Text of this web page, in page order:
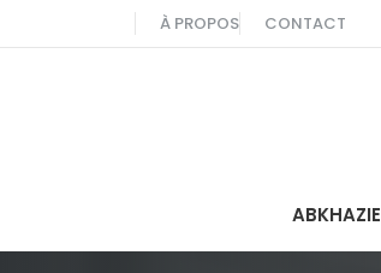
au
À PROPOS CONTACT
ABKHAZIE